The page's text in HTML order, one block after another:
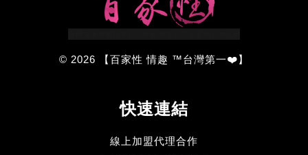
© 2026 【百家性 情趣 ™台灣第一❤️】
快速連結
線上加盟代理合作